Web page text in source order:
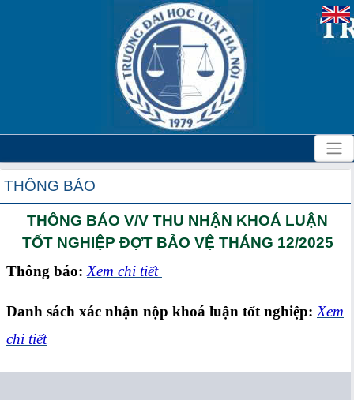
THÔNG BÁO
THÔNG BÁO V/V THU NHẬN KHOÁ LUẬN
TỐT NGHIỆP ĐỢT BẢO VỆ THÁNG 12/2025
Thông báo: Xem chi tiết
Danh sách xác nhận nộp khoá luận tốt nghiệp: Xem
chi tiết